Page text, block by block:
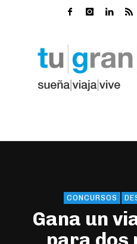
CONCURSOS
Gana un